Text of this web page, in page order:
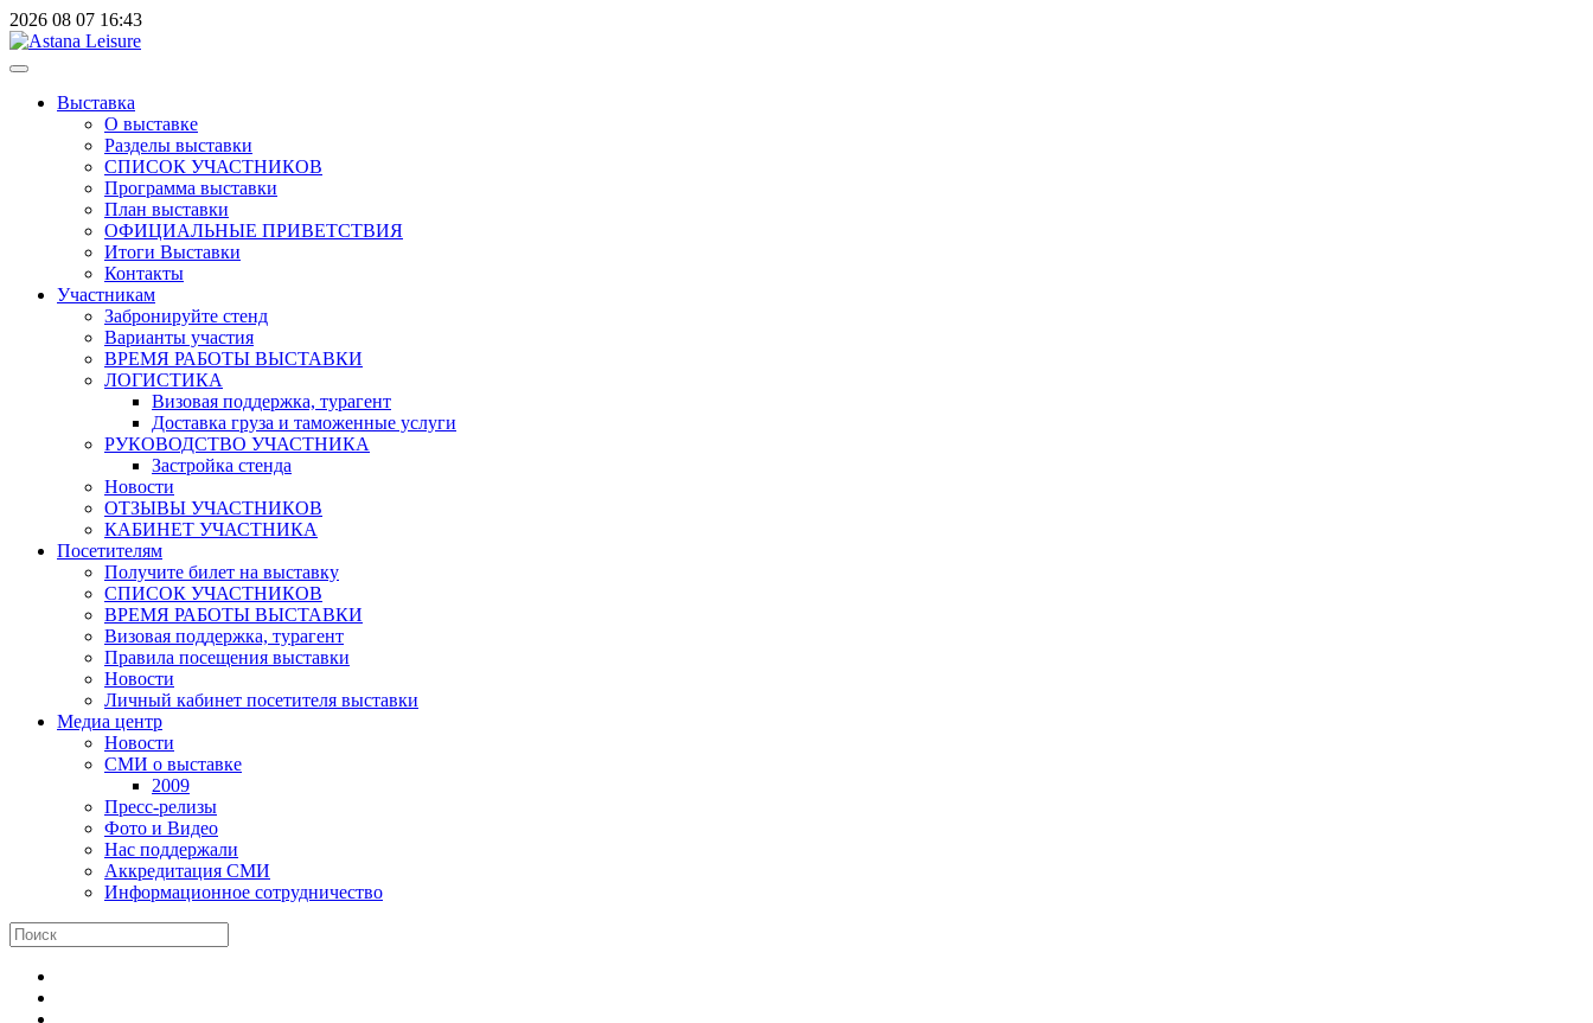
2026 08 07 16:43
Выставка
О выставке
Разделы выставки
СПИСОК УЧАСТНИКОВ
Программа выставки
План выставки
ОФИЦИАЛЬНЫЕ ПРИВЕТСТВИЯ
Итоги Выставки
Контакты
Участникам
Забронируйте стенд
Варианты участия
ВРЕМЯ РАБОТЫ ВЫСТАВКИ
ЛОГИСТИКА
Визовая поддержка, турагент
Доставка груза и таможенные услуги
РУКОВОДСТВО УЧАСТНИКА
Застройка стенда
Новости
ОТЗЫВЫ УЧАСТНИКОВ
КАБИНЕТ УЧАСТНИКА
Посетителям
Получите билет на выставку
СПИСОК УЧАСТНИКОВ
ВРЕМЯ РАБОТЫ ВЫСТАВКИ
Визовая поддержка, турагент
Правила посещения выставки
Новости
Личный кабинет посетителя выставки
Медиа центр
Новости
СМИ о выставке
2009
Пресс-релизы
Фото и Видео
Нас поддержали
Аккредитация СМИ
Информационное сотрудничество